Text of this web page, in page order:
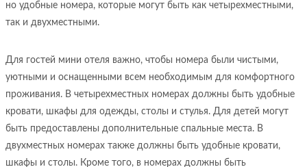
но удобные номера, которые могут быть как четырехместными,
так и двухместными.
Для гостей мини отеля важно, чтобы номера были чистыми,
уютными и оснащенными всем необходимым для комфортного
проживания. В четырехместных номерах должны быть удобные
кровати, шкафы для одежды, столы и стулья. Для детей могут
быть предоставлены дополнительные спальные места. В
двухместных номерах также должны быть удобные кровати,
шкафы и столы. Кроме того, в номерах должны быть